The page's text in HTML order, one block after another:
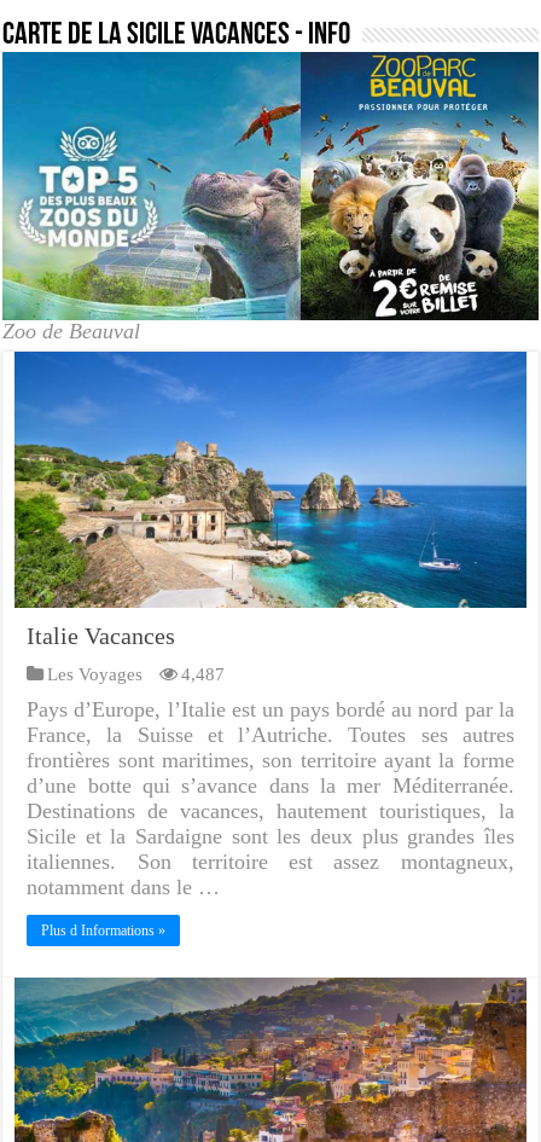
carte de la sicile vacances - Info
Zoo de Beauval
Italie Vacances
Les Voyages 4,487
Pays d’Europe, l’Italie est un pays bordé au nord par la
France, la Suisse et l’Autriche. Toutes ses autres
frontières sont maritimes, son territoire ayant la forme
d’une botte qui s’avance dans la mer Méditerranée.
Destinations de vacances, hautement touristiques, la
Sicile et la Sardaigne sont les deux plus grandes îles
italiennes. Son territoire est assez montagneux,
notamment dans le …
Plus d Informations »